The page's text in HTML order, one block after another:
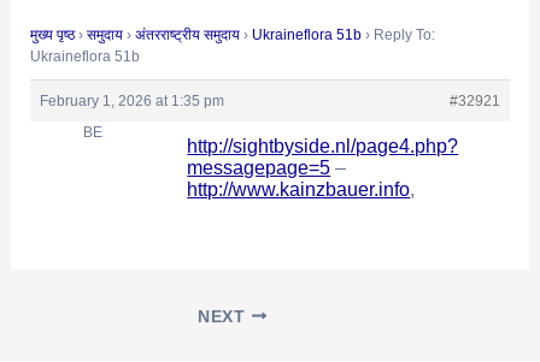
मुख्य पृष्ठ › समुदाय › अंतरराष्ट्रीय समुदाय › Ukraineflora 51b › Reply To:
Ukraineflora 51b
February 1, 2026 at 1:35 pm
#32921
BE
http://sightbyside.nl/page4.php?
messagepage=5 –
http://www.kainzbauer.info,
NEXT